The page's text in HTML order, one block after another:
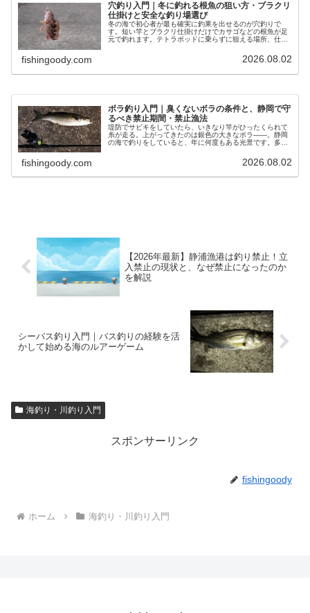
穴釣り入門｜冬に釣れる根魚の狙い方・ブラクリ
仕掛けと安全な釣り場選び
冬の海で初心者が最も確実に釣果を出せるのが穴釣りで
す。短い竿とブラクリ仕掛けだけでカサゴなどの根魚が足
元で釣れます。テトラポッドに乗らずに狙える場所、仕掛
fishingoody.com 2026.08.02
ボラ釣り入門｜臭くないボラの条件と、静岡で守
るべき禁止期間・禁止漁法
堤防でサビキをしていたら、いきなり竿がひったくられて
糸が走る。上がってきたのは銀色の大きなボラ——。静岡
の海で釣りをしていると、年に何度もある光景です。多く
fishingoody.com 2026.08.02
【2026年最新】静浦漁港は釣り禁止！立
入禁止の現状と、なぜ禁止になったのか
を解説
シーバス釣り入門｜バス釣りの経験を活
かして始める海のルアーゲーム
海釣り・川釣り入門
スポンサーリンク
fishingoody
ホーム 海釣り・川釣り入門